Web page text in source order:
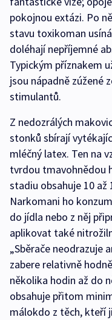
pokojnou extázi. Po
stavu toxikoman
doléhají nepříjemné
Typickým příznakem
jsou nápadně zúžené
stimulantů.
Z nedozrálých
stonků sbírají
mléčný latex. Ten na
tvrdou tmavohnědou
stadiu obsahuje 10
Narkomani ho
do jídla nebo z něj
aplikovat také
„Sběrače neodrazuje
zabere relativně
několika hodin až do
obsahuje přitom
málokdo z těch, kteří